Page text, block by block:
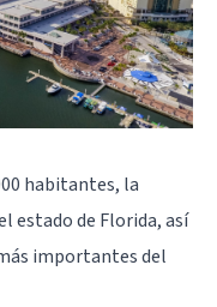
habitantes, la
estado de Florida, así
importantes del